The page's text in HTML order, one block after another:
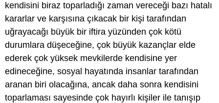
kendisini biraz toparladığı zaman vereceği bazı hatalı
kararlar ve karşısına çıkacak bir kişi tarafından
uğrayacağı büyük bir iftira yüzünden çok kötü
durumlara düşeceğine, çok büyük kazançlar elde
ederek çok yüksek mevkilerde kendisine yer
edineceğine, sosyal hayatında insanlar tarafından
aranan biri olacağına, ancak daha sonra kendisini
toparlaması sayesinde çok hayırlı kişiler ile tanışıp